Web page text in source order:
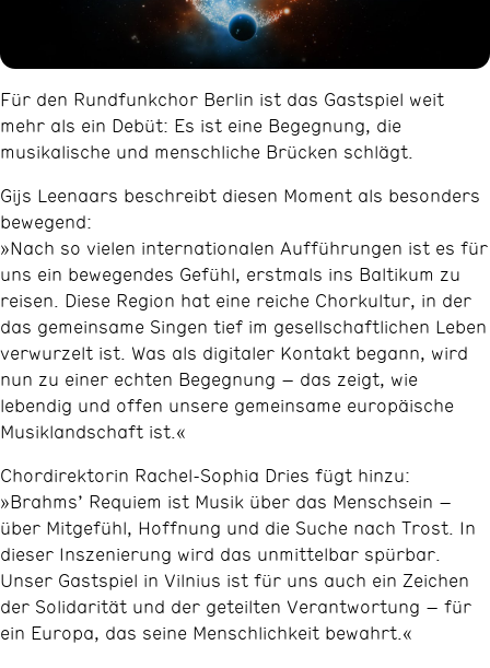
Für den Rundfunkchor Berlin ist das Gastspiel weit
mehr als ein Debüt: Es ist eine Begegnung, die
musikalische und menschliche Brücken schlägt.
Gijs Leenaars beschreibt diesen Moment als besonders
bewegend:
»Nach so vielen internationalen Aufführungen ist es für
uns ein bewegendes Gefühl, erstmals ins Baltikum zu
reisen. Diese Region hat eine reiche Chorkultur, in der
das gemeinsame Singen tief im gesellschaftlichen Leben
verwurzelt ist. Was als digitaler Kontakt begann, wird
nun zu einer echten Begegnung – das zeigt, wie
lebendig und offen unsere gemeinsame europäische
Musiklandschaft ist.«
Chordirektorin Rachel-Sophia Dries fügt hinzu:
»Brahms’ Requiem ist Musik über das Menschsein –
über Mitgefühl, Hoffnung und die Suche nach Trost. In
dieser Inszenierung wird das unmittelbar spürbar.
Unser Gastspiel in Vilnius ist für uns auch ein Zeichen
der Solidarität und der geteilten Verantwortung – für
ein Europa, das seine Menschlichkeit bewahrt.«